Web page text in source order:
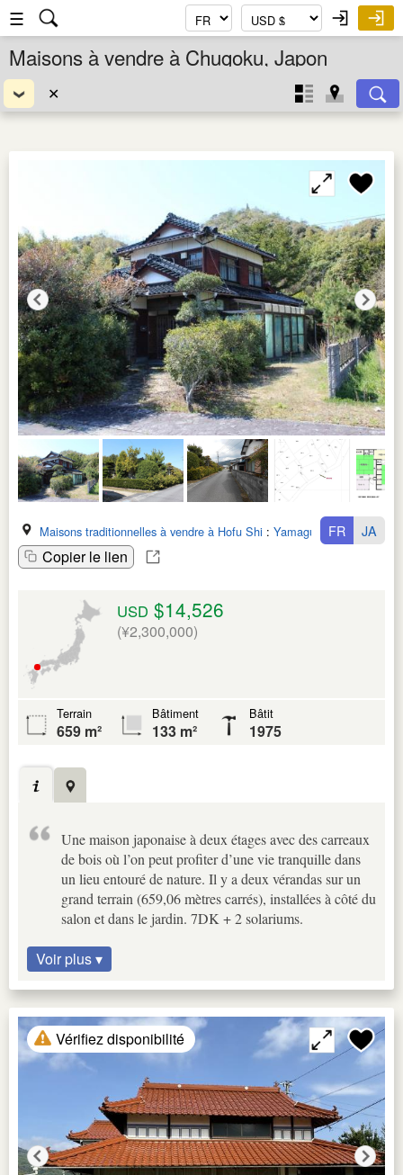
☰
Maisons à vendre à Chugoku, Japon
✕
Maisons traditionnelles à vendre à Hofu Shi : Yamaguchi Ken
Copier le lien
FR JA
USD $14,526
(¥2,300,000)
Terrain
659 m²
Bâtiment
133 m²
Bâtit
1975
Une maison japonaise à deux étages avec des carreaux
de bois où l’on peut profiter d’une vie tranquille dans
un lieu entouré de nature. Il y a deux vérandas sur un
grand terrain (659,06 mètres carrés), installées à côté du
salon et dans le jardin. 7DK + 2 solariums.
Voir plus ▾
Vérifiez disponibilité